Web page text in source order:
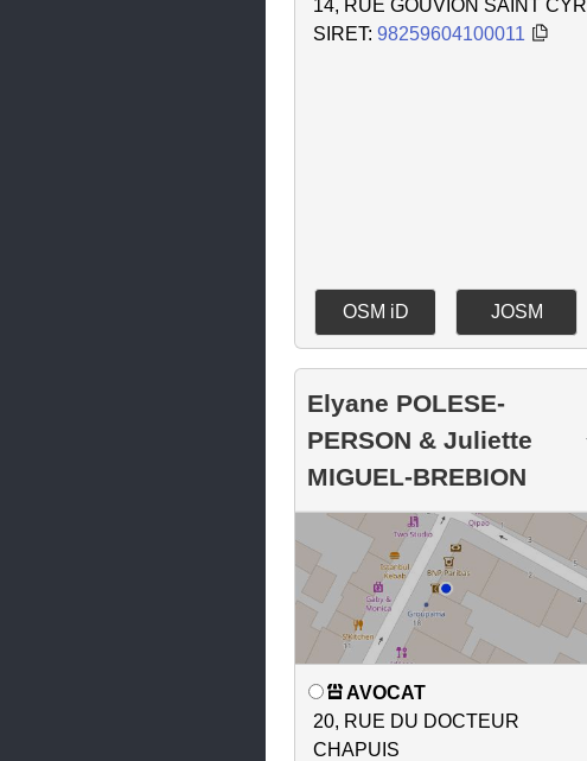
14, RUE GOUVION SAINT CYR
SIRET: 98259604100011
OSM iD JOSM
Elyane POLESE-
PERSON & Juliette
MIGUEL-BREBION
AVOCAT
20, RUE DU DOCTEUR
CHAPUIS